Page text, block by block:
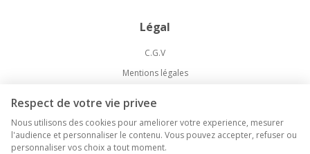
Légal
C.G.V
Mentions légales
Livraison et Retours
Respect de votre vie privee
Nous utilisons des cookies pour ameliorer votre experience, mesurer
l'audience et personnaliser le contenu. Vous pouvez accepter, refuser ou
personnaliser vos choix a tout moment.